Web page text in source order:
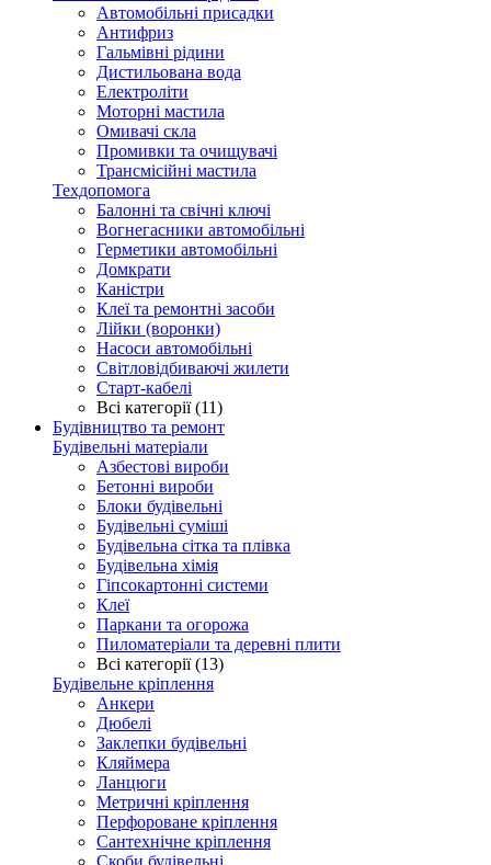
Автомобільні присадки
Антифриз
Гальмівні рідини
Дистильована вода
Електроліти
Моторні мастила
Омивачі скла
Промивки та очищувачі
Трансмісійні мастила
Техдопомога
Балонні та свічні ключі
Вогнегасники автомобільні
Герметики автомобільні
Домкрати
Каністри
Клеї та ремонтні засоби
Лійки (воронки)
Насоси автомобільні
Світловідбиваючі жилети
Старт-кабелі
Всі категорії (11)
Будівництво та ремонт
Будівельні матеріали
Азбестові вироби
Бетонні вироби
Блоки будівельні
Будівельні суміші
Будівельна сітка та плівка
Будівельна хімія
Гіпсокартонні системи
Клеї
Паркани та огорожа
Пиломатеріали та деревні плити
Всі категорії (13)
Будівельне кріплення
Анкери
Дюбелі
Заклепки будівельні
Кляймера
Ланцюги
Метричні кріплення
Перфороване кріплення
Сантехнічне кріплення
Скоби будівельні